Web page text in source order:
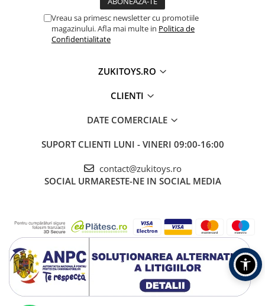
Vreau sa primesc newsletter cu promotiile
magazinului. Afla mai multe in Politica de
Confidentialitate
ZUKITOYS.RO
CLIENTI
DATE COMERCIALE
SUPORT CLIENTI LUNI - VINERI 09:00-16:00
contact@zukitoys.ro
SOCIAL URMARESTE-NE IN SOCIAL MEDIA